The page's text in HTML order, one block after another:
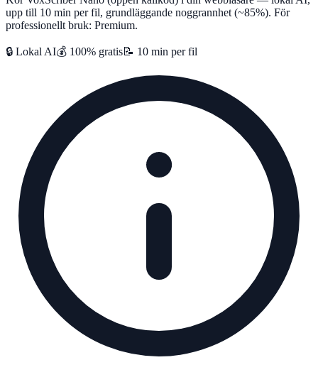
upp till 10 min per fil, grundläggande noggrannhet (~85%). För
professionellt bruk: Premium.
🔒 Lokal AI💰 100% gratis📝 10 min per fil